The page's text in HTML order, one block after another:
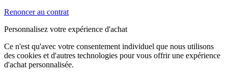
Renoncer au contrat
Personnalisez votre expérience d'achat
Ce n'est qu'avec votre consentement individuel que nous utilisons
des cookies et d'autres technologies pour vous offrir une expérience
d'achat personnalisée.